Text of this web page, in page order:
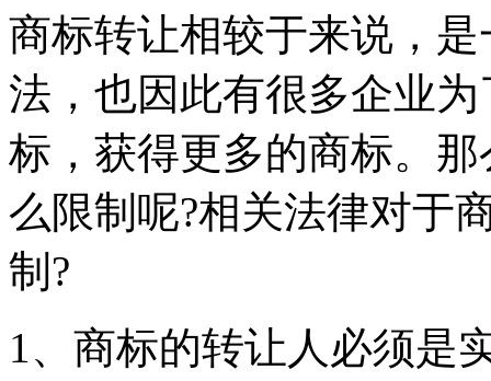
商标转让相较于来说，
法，也因此有很多企业
标，获得更多的商标。
么限制呢?相关法律对于
制?
1、商标的转让人必须是